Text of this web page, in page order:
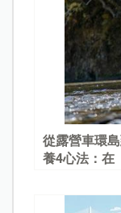
從露營車環
養4心法：在